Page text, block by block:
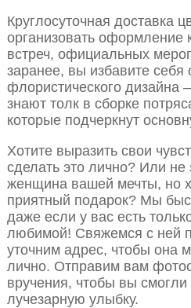
Круглосуточная доставка
организовать оформление
встреч, официальных
заранее, вы избавите себя
флористического дизайна
знают толк в сборке
которые подчеркнут
Хотите выразить свои
сделать это лично? Или не
женщина вашей мечты, но
приятный подарок? Мы
даже если у вас есть
любимой! Свяжемся с ней
уточним адрес, чтобы она
лично. Отправим вам
вручения, чтобы вы смогли
лучезарную улыбку.